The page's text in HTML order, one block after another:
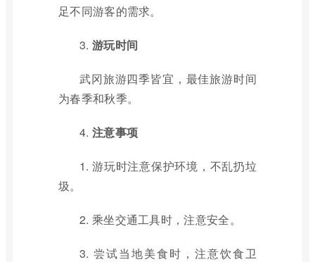
足不同游客的需求。
3. 游玩时间
武冈旅游四季皆宜，最佳旅游时间
为春季和秋季。
4. 注意事项
1. 游玩时注意保护环境，不乱扔垃
圾。
2. 乘坐交通工具时，注意安全。
3. 尝试当地美食时，注意饮食卫